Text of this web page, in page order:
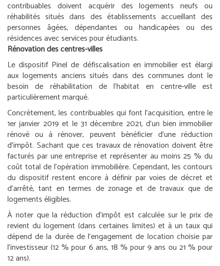
contribuables doivent acquérir des logements neufs ou
réhabilités situés dans des établissements accueillant des
personnes âgées, dépendantes ou handicapées ou des
résidences avec services pour étudiants.
Rénovation des centres-villes
Le dispositif Pinel de défiscalisation en immobilier est élargi
aux logements anciens situés dans des communes dont le
besoin de réhabilitation de l’habitat en centre-ville est
particulièrement marqué.
Concrètement, les contribuables qui font l’acquisition, entre le
1er janvier 2019 et le 31 décembre 2021, d’un bien immobilier
rénové ou à rénover, peuvent bénéficier d’une réduction
d’impôt. Sachant que ces travaux de rénovation doivent être
facturés par une entreprise et représenter au moins 25 % du
coût total de l’opération immobilière. Cependant, les contours
du dispositif restent encore à définir par voies de décret et
d’arrêté, tant en termes de zonage et de travaux que de
logements éligibles.
À noter que la réduction d’impôt est calculée sur le prix de
revient du logement (dans certaines limites) et à un taux qui
dépend de la durée de l’engagement de location choisie par
l’investisseur (12 % pour 6 ans, 18 % pour 9 ans ou 21 % pour
12 ans).